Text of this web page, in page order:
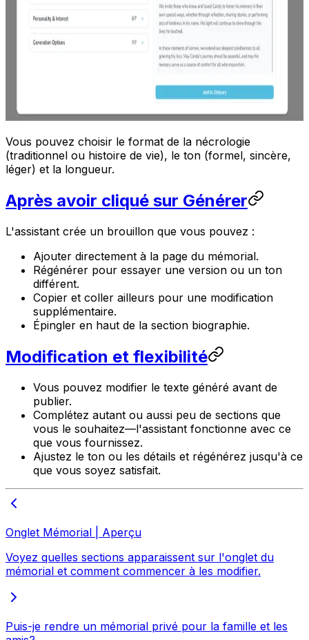
Vous pouvez choisir le format de la nécrologie
(traditionnel ou histoire de vie), le ton (formel, sincère,
léger) et la longueur.
Après avoir cliqué sur Générer
L'assistant crée un brouillon que vous pouvez :
Ajouter directement à la page du mémorial.
Régénérer pour essayer une version ou un ton
différent.
Copier et coller ailleurs pour une modification
supplémentaire.
Épingler en haut de la section biographie.
Modification et flexibilité
Vous pouvez modifier le texte généré avant de
publier.
Complétez autant ou aussi peu de sections que
vous le souhaitez—l'assistant fonctionne avec ce
que vous fournissez.
Ajustez le ton ou les détails et régénérez jusqu'à ce
que vous soyez satisfait.
Onglet Mémorial | Aperçu
Voyez quelles sections apparaissent sur l'onglet du
mémorial et comment commencer à les modifier.
Puis-je rendre un mémorial privé pour la famille et les